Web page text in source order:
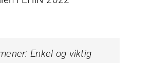
Enkel og viktig